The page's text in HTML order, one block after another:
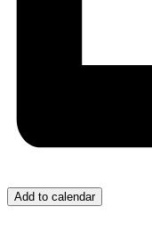
Add to calendar